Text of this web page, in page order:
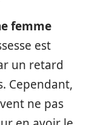
femme
est
un retard
Cependant,
ne pas